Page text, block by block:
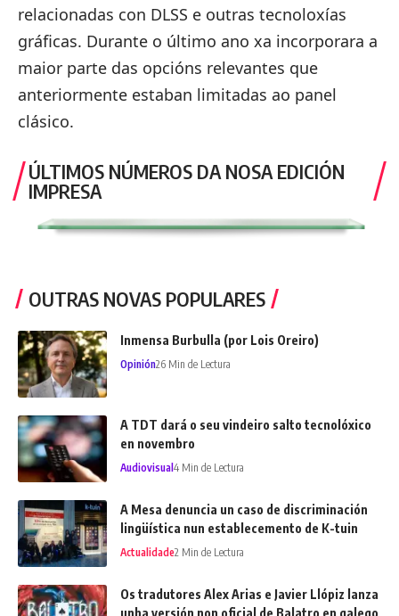
relacionadas con DLSS e outras tecnoloxías
gráficas. Durante o último ano xa incorporara a
maior parte das opcións relevantes que
anteriormente estaban limitadas ao panel
clásico.
ÚLTIMOS NÚMEROS DA NOSA EDICIÓN
IMPRESA
OUTRAS NOVAS POPULARES
Inmensa Burbulla (por Lois Oreiro)
Opinión26 Min de Lectura
A TDT dará o seu vindeiro salto tecnolóxico
en novembro
Audiovisual 4 Min de Lectura
A Mesa denuncia un caso de discriminación
lingüística nun establecemento de K-tuin
Actualidade2 Min de Lectura
Os tradutores Alex Arias e Javier Llópiz lanza